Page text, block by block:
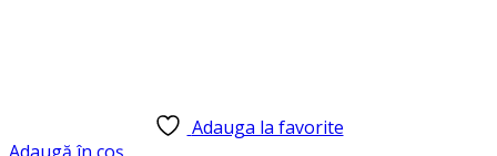
Adauga la favorite
Adaugă în coș